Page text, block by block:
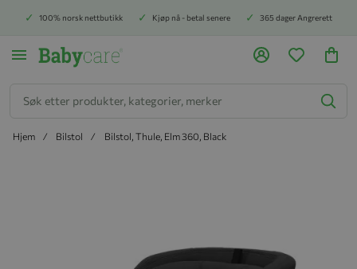
100% norsk nettbutikk Kjøp nå - betal senere 365 dager Angrerett
Hjem Bilstol Bilstol, Thule, Elm 360, Black